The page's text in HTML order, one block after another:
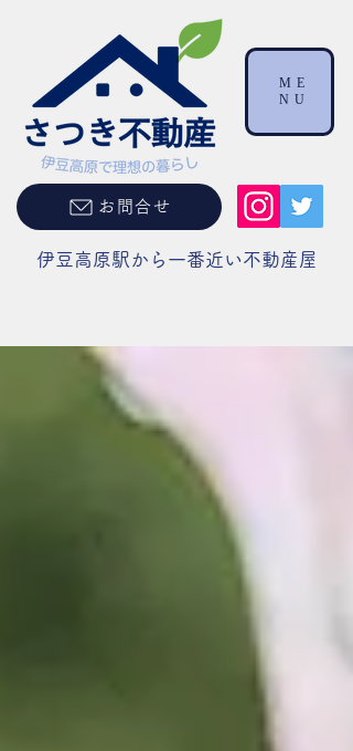
伊豆高原駅から一番近い不動産屋
お問合せ
ME
NU